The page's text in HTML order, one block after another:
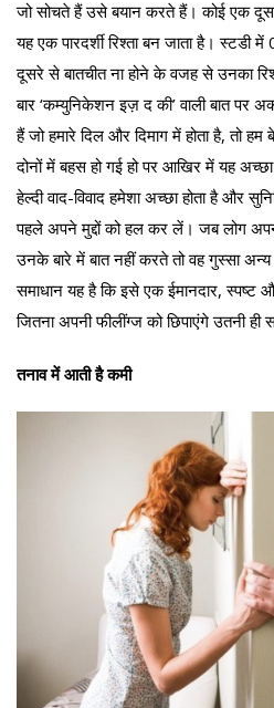
जो सोचते हैं उसे बयान करते हैं। कोई एक
यह एक पारदर्शी रिश्ता बन जाता है।
दूसरे से बातचीत ना होने के वजह से उनका
बार ‘कम्युनिकेशन इज़ द की’ वाली बात पर
हैं जो हमारे दिल और दिमाग में होता है, तो
दोनों में बहस हो गई हो पर आखिर में यह
हेल्दी वाद-विवाद हमेशा अच्छा होता है और
पहले अपने मुद्दों को हल कर लें। जब लोग
उनके बारे में बात नहीं करते तो वह गुस्सा
समाधान यह है कि इसे एक ईमानदार,
जितना अपनी फीलींग्ज को छिपाएंगे उतनी ही
तनाव में आती है कमी